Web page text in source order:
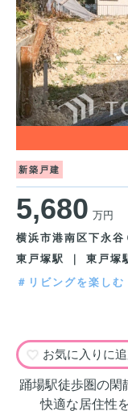
新築戸建
5,680 万円
横浜市港南区下永谷
東戸塚駅 ｜ 東戸塚
＃リビングを楽しむ
お気に入りに
踊場駅徒歩圏の
快適な居住性